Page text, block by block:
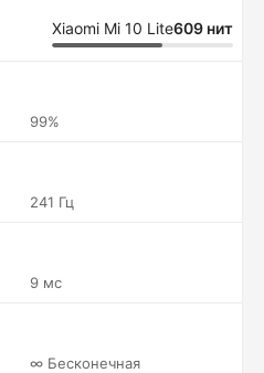
Xiaomi Mi 10 Lite609 нит
99%
241 Гц
9 мс
∞ Бесконечная